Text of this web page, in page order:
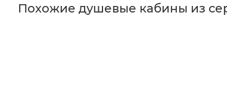
Похожие душевые кабины из